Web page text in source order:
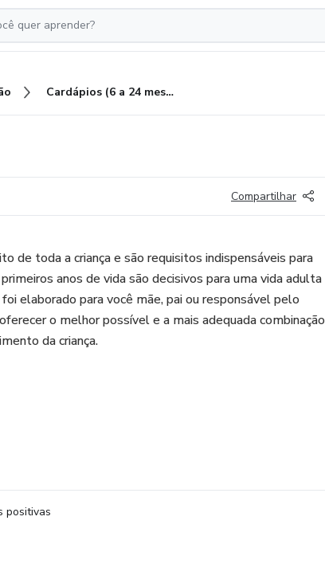
Cardápios (6 a 24 meses)
Compartilhar
de toda a criança e são requisitos indispensáveis para
anos de vida são decisivos para uma vida adulta
elaborado para você mãe, pai ou responsável pelo
o melhor possível e a mais adequada combinação
da criança.
positivas